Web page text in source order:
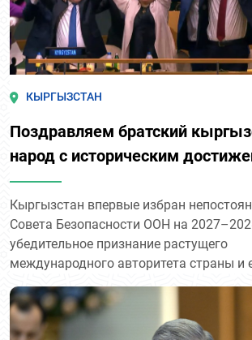
КЫРГЫЗСТАН
Поздравляем братский
народ с историческим
Кыргызстан впервые избран
Совета Безопасности ООН на
убедительное признание растущего
международного авторитета страны и
глобальную дипломатию. Данное
открывает Кыргызстану новые
продвижения повестки мира,